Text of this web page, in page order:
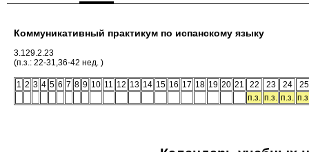
Коммуникативный практикум по испанскому языку
3.129.2.23
(п.з.: 22-31,36-42 нед. )
1 2 3 4 5 6 7 8 9 10 11 12 13 14 15 16 17 18 19 20 21 22 23 24
25
п.з. п.з. п.з.